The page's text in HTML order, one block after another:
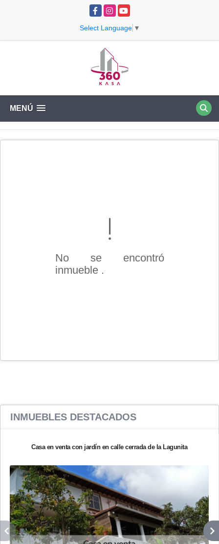
Facebook
InstagramYouTube
Select Language ▼
MENÚ
No se encontró
inmueble .
INMUEBLES DESTACADOS
Casa en venta con jardín en calle cerrada de la Lagunita